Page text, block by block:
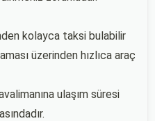
kolayca taksi bulabilir
üzerinden hızlıca araç
ulaşım süresi